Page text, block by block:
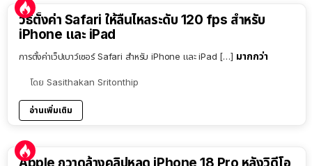
วิธีตั้งค่า Safari ให้ลื่นไหลระดับ 120 fps สำหรับ
iPhone และ iPad
การตั้งค่าเว็ปเบาว์เซอร์ Safari สำหรับ iPhone และ iPad […] มากกว่า
โดย Sasithakan Sritonthip
อ่านเพิ่มเติม
Apple กวาดล้างคลิปหลุด iPhone 18 Pro หลังวิดีโอ